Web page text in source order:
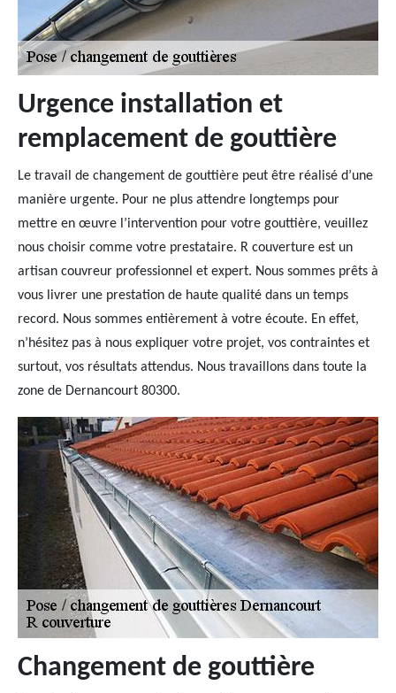
Urgence installation et
remplacement de gouttière
Le travail de changement de gouttière peut être réalisé d’une
manière urgente. Pour ne plus attendre longtemps pour
mettre en œuvre l’intervention pour votre gouttière, veuillez
nous choisir comme votre prestataire. R couverture est un
artisan couvreur professionnel et expert. Nous sommes prêts à
vous livrer une prestation de haute qualité dans un temps
record. Nous sommes entièrement à votre écoute. En effet,
n’hésitez pas à nous expliquer votre projet, vos contraintes et
surtout, vos résultats attendus. Nous travaillons dans toute la
zone de Dernancourt 80300.
Changement de gouttière